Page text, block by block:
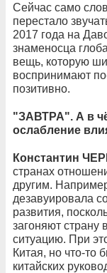
Сейчас само
перестало
2017 года на
знаменосца
вещь, которую
воспринимают
позитивно.
"ЗАВТРА". А в
ослабление
Константин
странах
другим.
дезавуировала
развития,
загоняют страну
ситуацию. При
Китая, но что-то
китайских